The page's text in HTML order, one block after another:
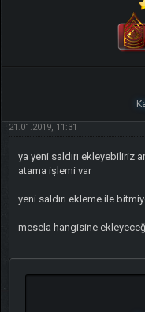
21.01.2019, 11:31
ya yeni saldırı ekleyebiliriz
atama işlemi var
yeni saldırı ekleme ile
mesela hangisine